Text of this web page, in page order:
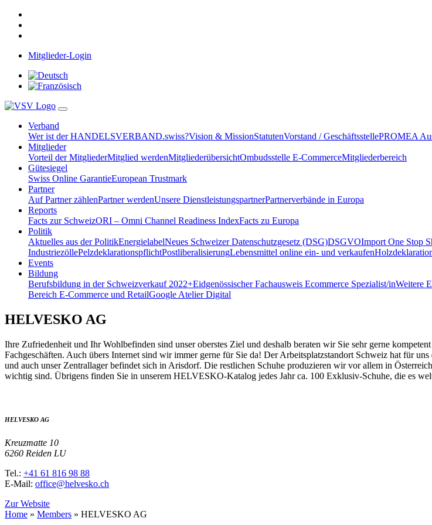
Mitglieder-Login
Verband
Wer ist der HANDELSVERBAND.swiss?Vision & MissionStatutenVorstand / GeschäftsstellePROMEA
Mitglieder
Vorteil der MitgliederMitglied werdenMitgliederübersichtOmbudsstelle E-CommerceMitgliederbereich
Gütesiegel
Swiss Online GarantieEuropean Trustmark
Partner
Auf Partner zählenPartner werdenUnsere DienstleistungspartnerPartnerverbände in Europa
Reports
Facts zur SchweizORI – Omni Channel Readiness IndexFacts zu Europa
Politik
Aktuelles aus der PolitikEnergielabelNeues Schweizer Datenschutzgesetz (DSG)DSGVOImport One Stop
IndustriezöllePelzdeklarationspflichtPostliberalisierungLebensmittel online ein- und verkaufen
Events
Bildung
Berufsbildung in der Schweizverkauf 2022+Eidgenössischer Fachausweis Ecommerce Spezialist/inWeitere
Bereich E-Commerce und RetailGoogle Atelier Digital
HELVESKO AG
Ihre Zufriedenheit und Ihr Wohlbefinden sind unser oberstes Ziel und deshalb beraten wir Sie sehr gerne
Fachgeschäften. Auch übers Internet sind wir immer gerne für Sie da! Der Arbeitsplatzstandort Schweiz hat für
und auch unser Zentrallager befindet sich in Arisdorf. Die restlichen Schuhe produzieren wir vor allem in
wichtig sind. Übrigens finden Sie in unserem HELVESKO-Katalog jedes Jahr ca. 100 Exklusiv-Schuhe, die es
HELVESKO AG
Kreuzmatte 10
6260 Reiden LU
Tel.: +41 61 816 98 88
E-Mail: office@helvesko.ch
Zur Website
Home » Members » HELVESKO AG